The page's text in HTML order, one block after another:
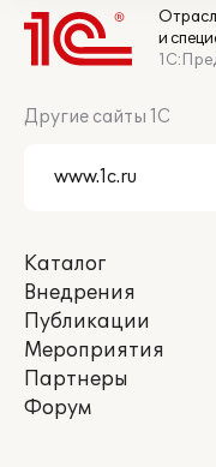
и
Другие сайты 1С
Каталог
Внедрения
Публикации
Мероприятия
Партнеры
Форум